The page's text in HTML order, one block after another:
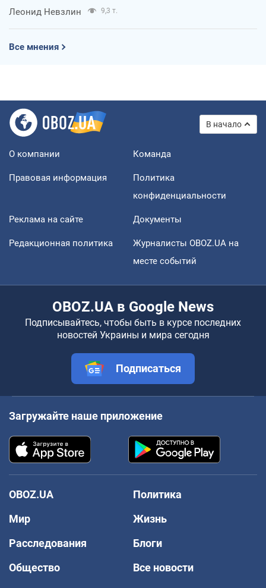
Леонид Невзлин 9,3 т.
Все мнения
В начало
О компании Команда
Правовая информация
Политика
конфиденциальности
Реклама на сайте Документы
Редакционная политика
Журналисты OBOZ.UA на
месте событий
OBOZ.UA в Google News
Подписывайтесь, чтобы быть в курсе последних
новостей Украины и мира сегодня
Подписаться
Загружайте наше приложение
OBOZ.UA
Политика
Мир
Жизнь
Расследования
Блоги
Общество
Все новости